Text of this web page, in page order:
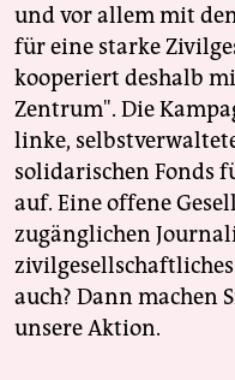
und vor allem mit
für eine starke
kooperiert deshalb
Zentrum". Die
linke,
solidarischen Fonds
auf. Eine offene
zugänglichen
auch? Dann machen
unsere Aktion.